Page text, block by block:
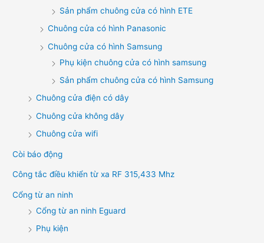
Sản phẩm chuông cửa có hình ETE
Chuông cửa có hình Panasonic
Chuông cửa có hình Samsung
Phụ kiện chuông cửa có hình samsung
Sản phẩm chuông cửa có hình Samsung
Chuông cửa điện có dây
Chuông cửa không dây
Chuông cửa wifi
Còi báo động
Công tắc điều khiển từ xa RF 315,433 Mhz
Cổng từ an ninh
Cổng từ an ninh Eguard
Phụ kiện